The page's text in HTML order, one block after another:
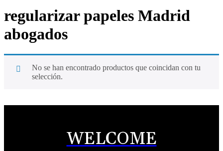
regularizar papeles Madrid
abogados
No se han encontrado productos que coincidan con tu
selección.
WELCOME